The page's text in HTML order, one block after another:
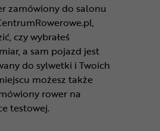
zamówiony do salonu
czy wybrałeś
a sam pojazd jest
do sylwetki i Twoich
możesz także
rower na
testowej.